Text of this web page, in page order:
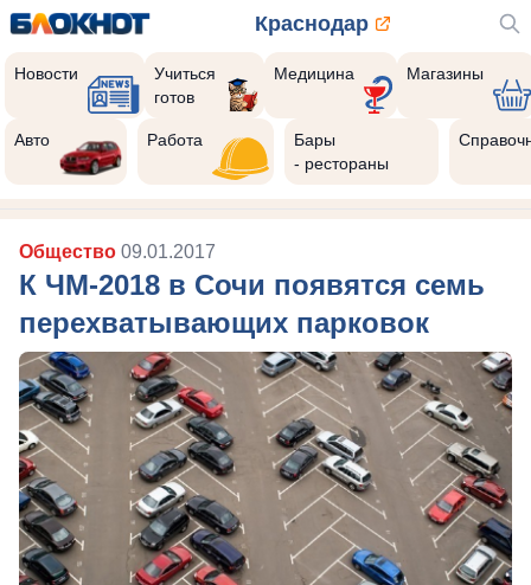
Краснодар
Новости
Учиться
готов
Медицина Магазины
Авто Работа
Бары
- рестораны
Общество 09.01.2017
К ЧМ-2018 в Сочи появятся семь
перехватывающих парковок